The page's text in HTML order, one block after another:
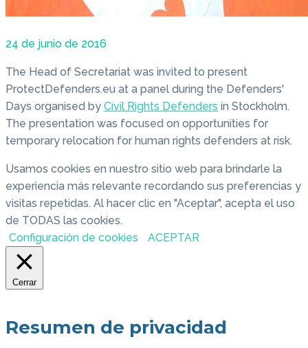
24 de junio de 2016
The Head of Secretariat was invited to present
ProtectDefenders.eu at a panel during the Defenders'
Days organised by Civil Rights Defenders in Stockholm.
The presentation was focused on opportunities for
temporary relocation for human rights defenders at risk.
Usamos cookies en nuestro sitio web para brindarle la
experiencia más relevante recordando sus preferencias y
visitas repetidas. Al hacer clic en "Aceptar", acepta el uso
de TODAS las cookies.
Configuración de cookies
ACEPTAR
Cerrar
Resumen de privacidad